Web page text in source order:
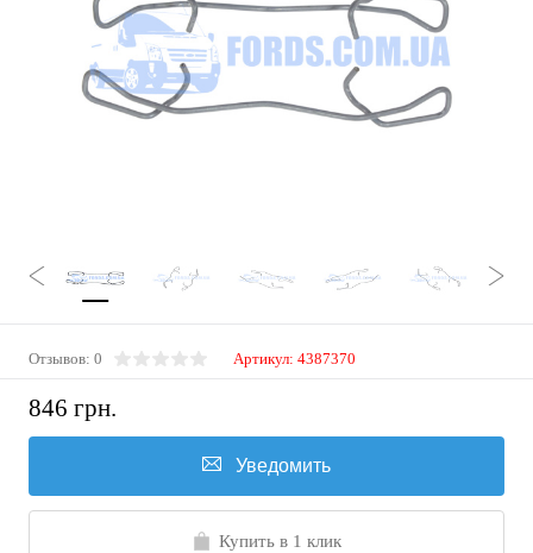
Отзывов: 0 Артикул: 4387370
846 грн.
Уведомить
Купить в 1 клик